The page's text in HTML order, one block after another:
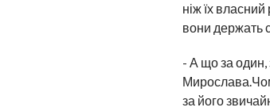
ніж їх
вони держать
- А що за один,
за його